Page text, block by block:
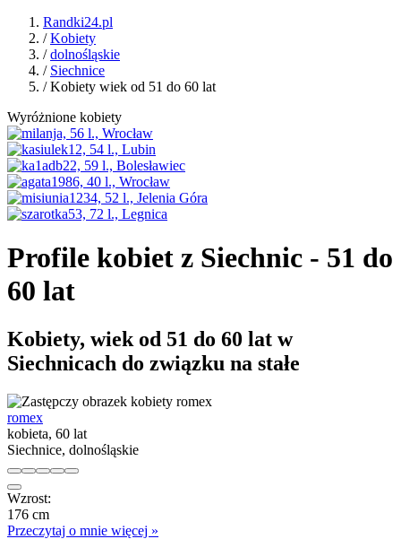
Randki24.pl
/Kobiety
/dolnośląskie
/ Siechnice
/ Kobiety wiek od 51 do 60 lat
Wyróżnione kobiety
Profile kobiet z Siechnic - 51 do
60 lat
Kobiety, wiek od 51 do 60 lat w
Siechnicach do związku na stałe
romex
kobieta, 60 lat
Siechnice, dolnośląskie
Wzrost:
176 cm
Przeczytaj o mnie więcej »